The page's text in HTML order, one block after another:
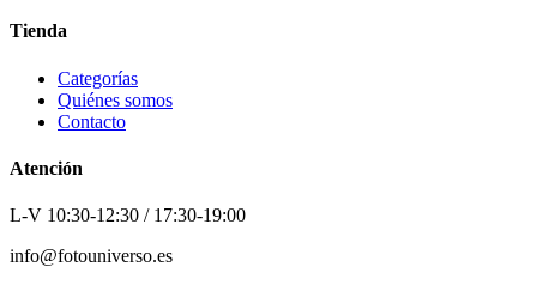
Tienda
Categorías
Quiénes somos
Contacto
Atención
L-V 10:30-12:30 / 17:30-19:00
info@fotouniverso.es